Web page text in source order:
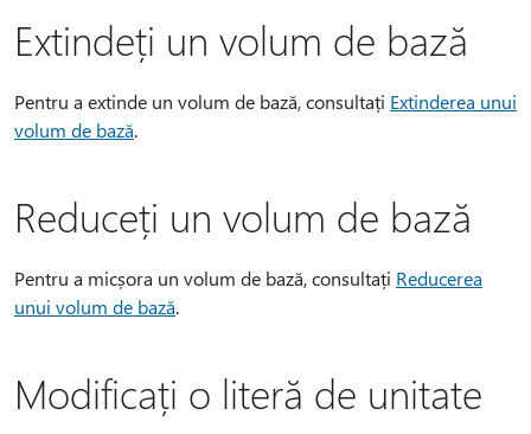
Extindeți un volum de bază
Pentru a extinde un volum de bază, consultați Extinderea unui
volum de bază.
Reduceți un volum de bază
Pentru a micșora un volum de bază, consultați Reducerea
unui volum de bază.
Modificați o literă de unitate